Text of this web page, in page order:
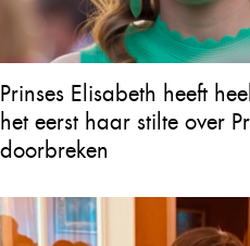
Prinses Elisabeth heeft
het eerst haar stilte over
doorbreken